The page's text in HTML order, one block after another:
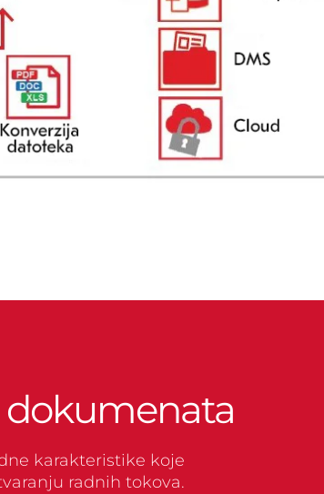
dokumenata
karakteristike koje
radnih tokova.